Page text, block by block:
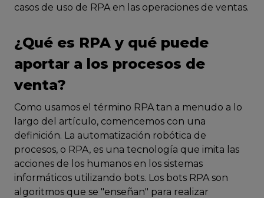
casos de uso de RPA en las operaciones de ventas.
¿Qué es RPA y qué puede
aportar a los procesos de
venta?
Como usamos el término RPA tan a menudo a lo
largo del artículo, comencemos con una
definición. La automatización robótica de
procesos, o RPA, es una tecnología que imita las
acciones de los humanos en los sistemas
informáticos utilizando bots. Los bots RPA son
algoritmos que se "enseñan" para realizar